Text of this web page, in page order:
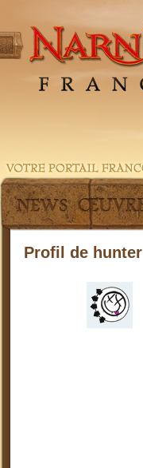
Profil de hunter